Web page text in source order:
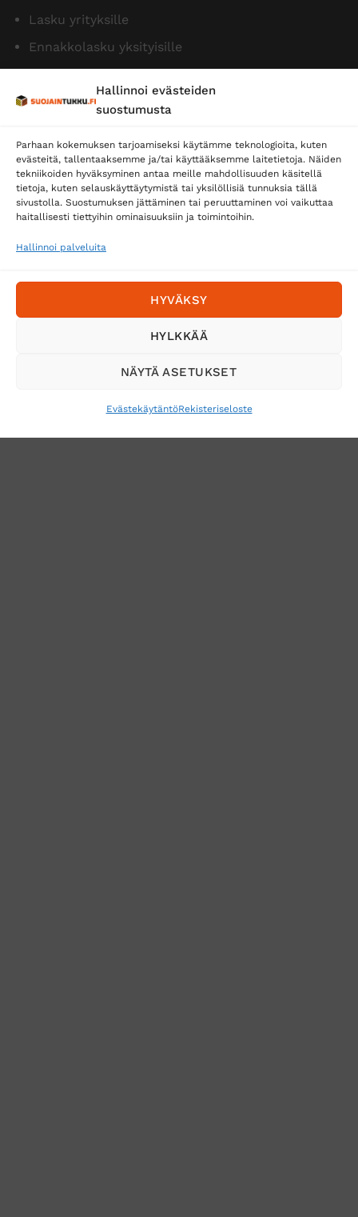
Hallinnoi evästeiden
suostumusta
Parhaan kokemuksen tarjoamiseksi käytämme teknologioita, kuten
evästeitä, tallentaaksemme ja/tai käyttääksemme laitetietoja. Näiden
tekniikoiden hyväksyminen antaa meille mahdollisuuden käsitellä
tietoja, kuten selauskäyttäytymistä tai yksilöllisiä tunnuksia tällä
sivustolla. Suostumuksen jättäminen tai peruuttaminen voi vaikuttaa
haitallisesti tiettyihin ominaisuuksiin ja toimintoihin.
Hallinnoi palveluita
HYVÄKSY
HYLKKÄÄ
NÄYTÄ ASETUKSET
EvästekäytäntöRekisteriseloste
Lasku yrityksille
Ennakkolasku yksityisille
Toimitustavat
Posti
Matkahuolto
Tilaa uutiskirje ja saat erikoisalennuksia